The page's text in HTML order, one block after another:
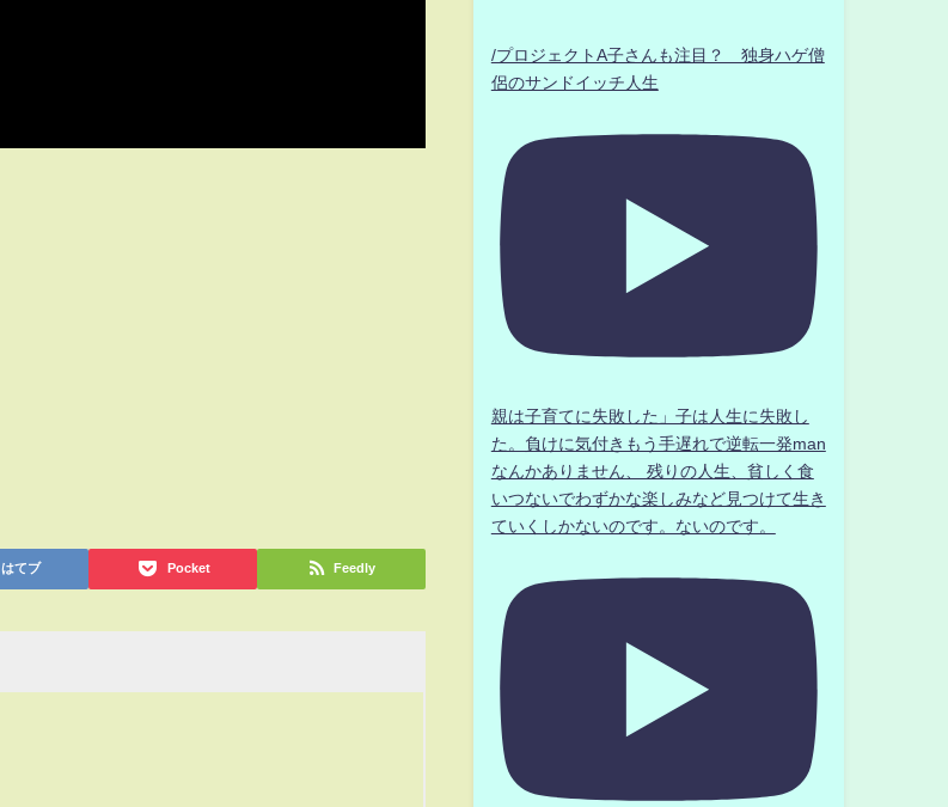
はてブ Pocket Feedly
/プロジェクトA子さんも注目？ 独身ハゲ僧
侶のサンドイッチ人生
親は子育てに失敗した」子は人生に失敗し
た。負けに気付きもう手遅れで逆転一発man
なんかありません、 残りの人生、貧しく食
いつないでわずかな楽しみなど見つけて生き
ていくしかないのです。ないのです。